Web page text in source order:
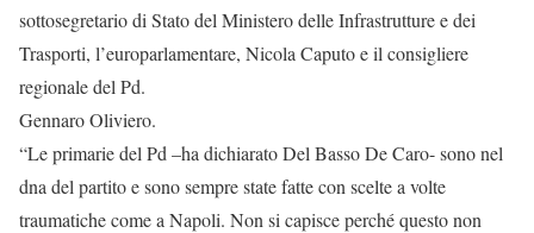
sottosegretario di Stato del Ministero delle Infrastrutture e dei
Trasporti, l’europarlamentare, Nicola Caputo e il consigliere
regionale del Pd.
Gennaro Oliviero.
“Le primarie del Pd –ha dichiarato Del Basso De Caro- sono nel
dna del partito e sono sempre state fatte con scelte a volte
traumatiche come a Napoli. Non si capisce perché questo non